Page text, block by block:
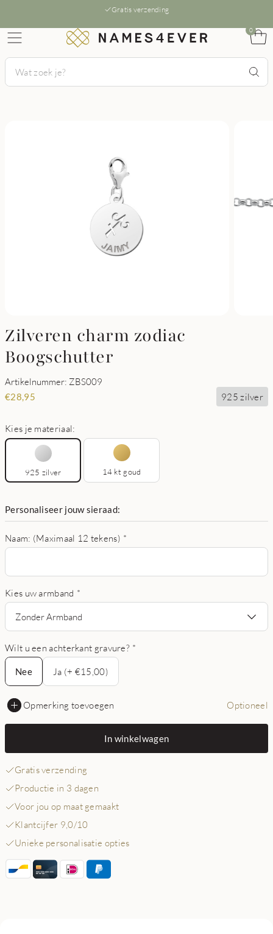
Gratis verzending
0
Zilveren charm zodiac
Boogschutter
Artikelnummer: ZBS009
€28,95 925 zilver
Kies je materiaal:
925 zilver 14 kt goud
Personaliseer jouw sieraad:
Naam: (Maximaal 12 tekens) *
Kies uw armband *
Zonder Armband
Wilt u een achterkant gravure? *
Nee
Nee
Ja (+ €15,00)
Opmerking toevoegen Optioneel
In winkelwagen
Gratis verzending
Productie in 3 dagen
Voor jou op maat gemaakt
Klantcijfer 9,0/10
Unieke personalisatie opties